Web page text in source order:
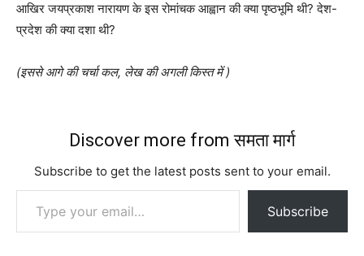
आखिर जयप्रकाश नारायण के इस रोमांचक आह्वान की क्या पृष्ठभूमि थी? देश-
प्रदेश की क्या दशा थी?
(इससे आगे की चर्चा कल, लेख की अगली किस्त में )
Discover more from समता मार्ग
Subscribe to get the latest posts sent to your email.
Type your email…
Subscribe